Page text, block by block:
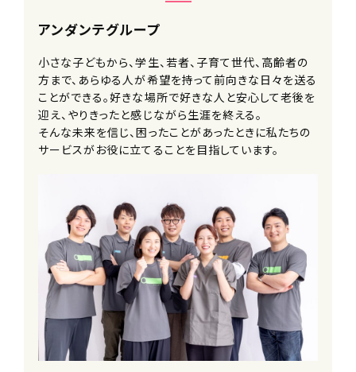
■入社祝い金
■給与改定年2回
■神奈川県外への転勤なし
■副業可
■各種研修制度
※エフィラグループでは、年間約300回
の研修が開催されています
■メンター制度
■社内留学制度
※他事業を経験しにいくことができま
す
■社内公募制度
■選択型人事制度(FA制度)
※個々の生活スタイルややりたいことに
合わせて転籍できます
■家族利用手当
■コミュニケーション費補助
アンダンテグループ
小さな子どもから、学生、若者、子育て世代、高齢者の
方まで、あらゆる人が希望を持って前向きな日々を送る
ことができる。好きな場所で好きな人と安心して老後を
迎え、やりきったと感じながら生涯を終える。
そんな未来を信じ、困ったことがあったときに私たちの
サービスがお役に立てることを目指しています。